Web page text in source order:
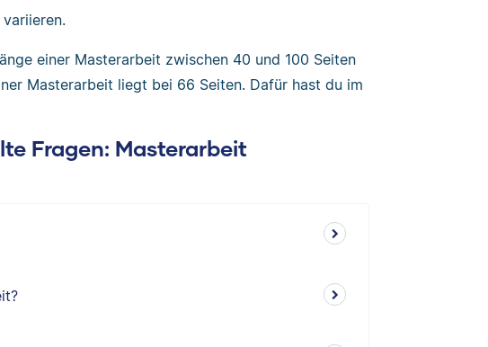
einer Masterarbeit zwischen 40 und 100 Seiten
Masterarbeit liegt bei 66 Seiten. Dafür hast du im
Fragen: Masterarbeit